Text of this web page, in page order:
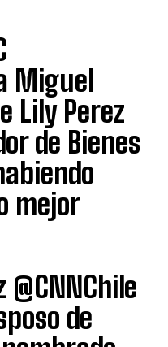
Miguel
Lily Perez
de Bienes
mejor
de